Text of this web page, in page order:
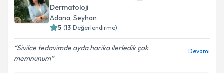
Dermatoloji
Adana, Seyhan
5 (13 Değerlendirme)
Sivilce tedavimde ayda harika ilerledik çok
memnunum
Devamı